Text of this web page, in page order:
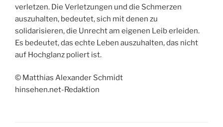
verletzen. Die Verletzungen und die Schmerzen
auszuhalten, bedeutet, sich mit denen zu
solidarisieren, die Unrecht am eigenen Leib erleiden.
Es bedeutet, das echte Leben auszuhalten, das nicht
auf Hochglanz poliert ist.
© Matthias Alexander Schmidt
hinsehen.net-Redaktion